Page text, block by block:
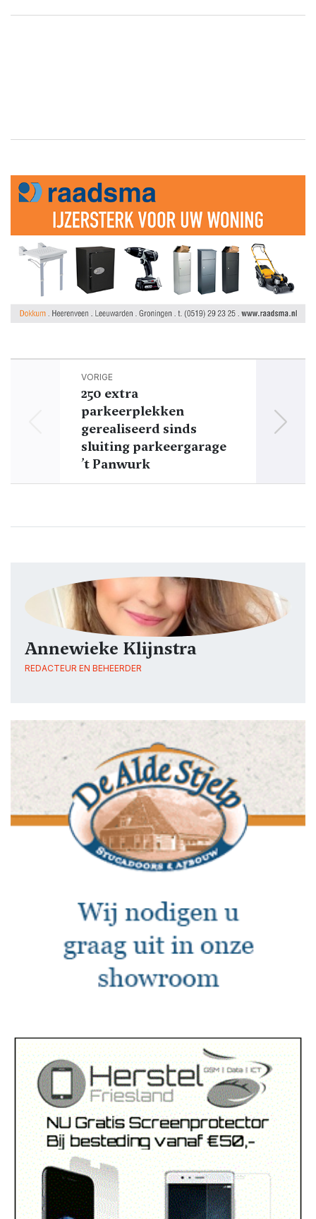
VORIGE
250 extra
parkeerplekken
gerealiseerd sinds
sluiting parkeergarage
’t Panwurk
Annewieke Klijnstra
REDACTEUR EN BEHEERDER